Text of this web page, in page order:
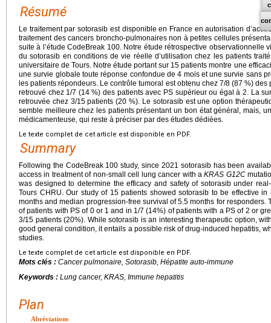
Résumé
Le traitement par sotorasib est disponible en France en autorisation
traitement des cancers broncho-pulmonaires non à petites cellules
suite à l’étude CodeBreak 100. Notre étude rétrospective observationnelle
du sotorasib en conditions de vie réelle d’utilisation chez les patients
universitaire de Tours. Notre étude portant sur 15 patients montre une
une survie globale toute réponse confondue de 4 mois et une survie sans
les patients répondeurs. Le contrôle tumoral est obtenu chez 7/8 (87 %) des
retrouvé chez 1/7 (14 %) des patients avec PS supérieur ou égal à 2. La
retrouvée chez 3/15 patients (20 %). Le sotorasib est une option
semble meilleure chez les patients présentant un bon état général, mais,
médicamenteuse, qui reste à préciser par des études dédiées.
Le texte complet de cet article est disponible en PDF.
Summary
Following the CodeBreak 100 study, since 2021 sotorasib has been
access in treatment of non-small cell lung cancer with aKRAS G12C
was designed to determine the efficacy and safety of sotorasib under
Tours CHRU. Our study of 15 patients showed sotorasib to be effective
months and median progression-free survival of 5.5 months for responders.
of patients with PS of 0 or 1 and in 1/7 (14%) of patients with a PS of 2 or
3/15 patients (20%). While sotorasib is an interesting therapeutic option,
good general condition, it entails a possible risk of drug-induced hepatitis,
studies.
Le texte complet de cet article est disponible en PDF.
Mots clés : Cancer pulmonaire, Sotorasib, Hépatite auto-immune
Keywords : Lung cancer, KRAS, Immune hepatitis
Plan
Abréviations